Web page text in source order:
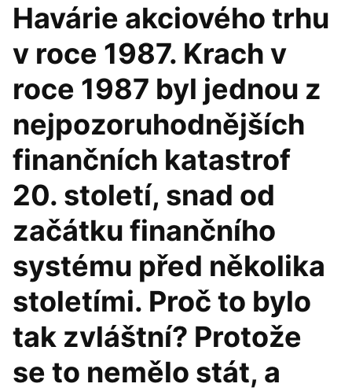
Havárie akciového trhu
v roce 1987. Krach v
roce 1987 byl jednou z
nejpozoruhodnějších
finančních katastrof
20. století, snad od
začátku finančního
systému před několika
stoletími. Proč to bylo
tak zvláštní? Protože
se to nemělo stát, a